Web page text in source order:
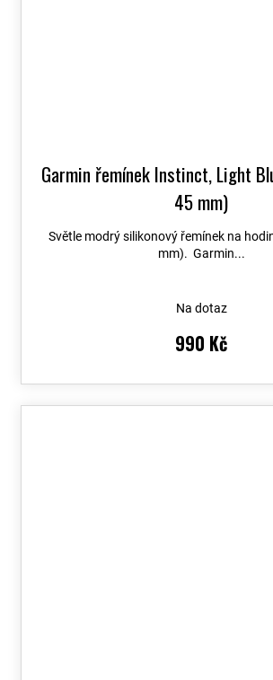
Garmin řemínek Instinct, Light
45 mm)
Světle modrý silikonový řemínek na
mm). Garmin...
Na dotaz
990 Kč